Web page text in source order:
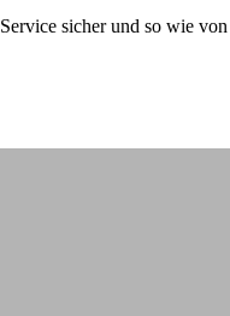
sicher und so wie